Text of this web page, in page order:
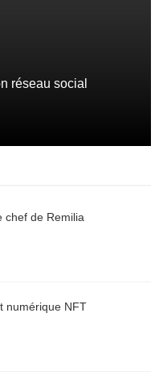
réseau social
chef de Remilia
numérique NFT